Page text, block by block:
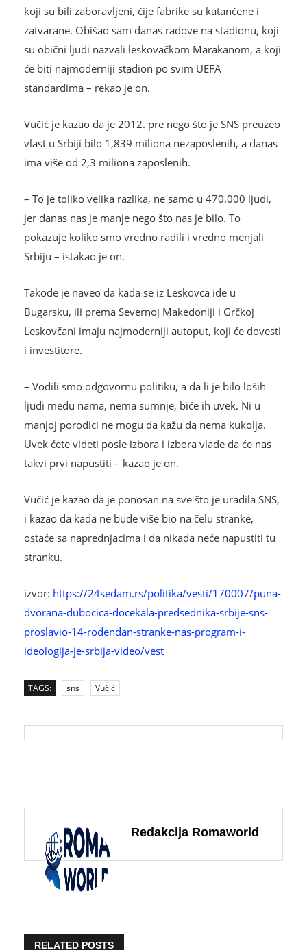
koji su bili zaboravljeni, čije fabrike su katančene i
zatvarane. Obišao sam danas radove na stadionu, koji
su obični ljudi nazvali leskovačkom Marakanom, a koji
će biti najmoderniji stadion po svim UEFA
standardima – rekao je on.
Vučić je kazao da je 2012. pre nego što je SNS preuzeo
vlast u Srbiji bilo 1,839 miliona nezaposlenih, a danas
ima više od 2,3 miliona zaposlenih.
– To je toliko velika razlika, ne samo u 470.000 ljudi,
jer danas nas je manje nego što nas je bilo. To
pokazuje koliko smo vredno radili i vredno menjali
Srbiju – istakao je on.
Takođe je naveo da kada se iz Leskovca ide u
Bugarsku, ili prema Severnoj Makedoniji i Grčkoj
Leskovčani imaju najmoderniji autoput, koji će dovesti
i investitore.
– Vodili smo odgovornu politiku, a da li je bilo loših
ljudi među nama, nema sumnje, biće ih uvek. Ni u
manjoj porodici ne mogu da kažu da nema kukolja.
Uvek ćete videti posle izbora i izbora vlade da će nas
takvi prvi napustiti – kazao je on.
Vučić je kazao da je ponosan na sve što je uradila SNS,
i kazao da kada ne bude više bio na čelu stranke,
ostaće sa naprednjacima i da nikada neće napustiti tu
stranku.
izvor: https://24sedam.rs/politika/vesti/170007/puna-
dvorana-dubocica-docekala-predsednika-srbije-sns-
proslavio-14-rodendan-stranke-nas-program-i-
ideologija-je-srbija-video/vest
TAGS: sns Vučić
Redakcija Romaworld
RELATED POSTS